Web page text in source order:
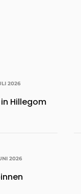
2026
Hillegom
2026